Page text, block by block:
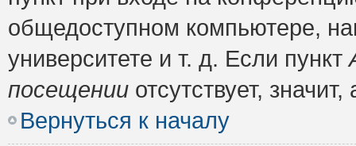
общедоступном компьютере,
университете и т. д. Если пункт
посещении отсутствует,
Вернуться к началу